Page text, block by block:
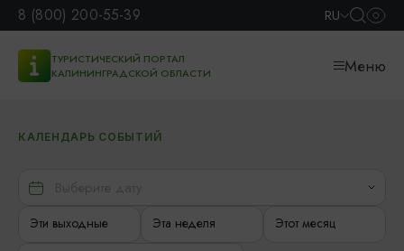
8 (800) 200-55-39 RU
ТУРИСТИЧЕСКИЙ ПОРТАЛ
КАЛИНИНГРАДСКОЙ ОБЛАСТИ
Меню
КАЛЕНДАРЬ СОБЫТИЙ
Эти выходные Эта неделя Этот месяц